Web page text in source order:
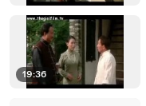
19:36